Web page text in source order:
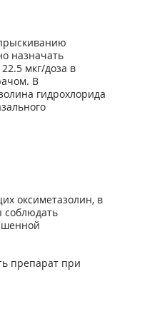
назначать
мкг/доза в
В
гидрохлорида
оксиметазолин, в
соблюдать
препарат при